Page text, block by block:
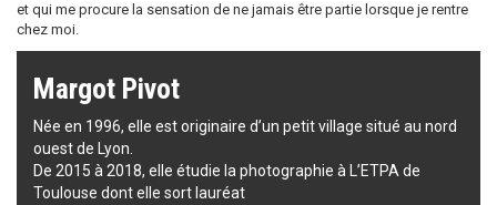
et qui me procure la sensation de ne jamais être partie lorsque je rentre
chez moi.
Margot Pivot
Née en 1996, elle est originaire d’un petit village situé au nord
ouest de Lyon.
De 2015 à 2018, elle étudie la photographie à L’ETPA de
Toulouse dont elle sort lauréat